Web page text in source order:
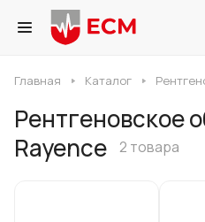
Главная Каталог
Рентгеновское
Rayence
2 товара